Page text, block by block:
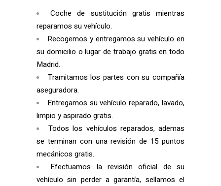
Coche de sustitución gratis mientras
reparamos su vehículo.
Recogemos y entregamos su vehículo en
su domicilio o lugar de trabajo gratis en todo
Madrid.
Tramitamos los partes con su compañía
aseguradora.
Entregamos su vehículo reparado, lavado,
limpio y aspirado gratis.
Todos los vehículos reparados, ademas
se terminan con una revisión de 15 puntos
mecánicos gratis.
Efectuamos la revisión oficial de su
vehículo sin perder a garantía, sellamos el